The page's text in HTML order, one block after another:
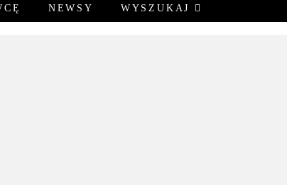
NEWSY WYSZUKAJ